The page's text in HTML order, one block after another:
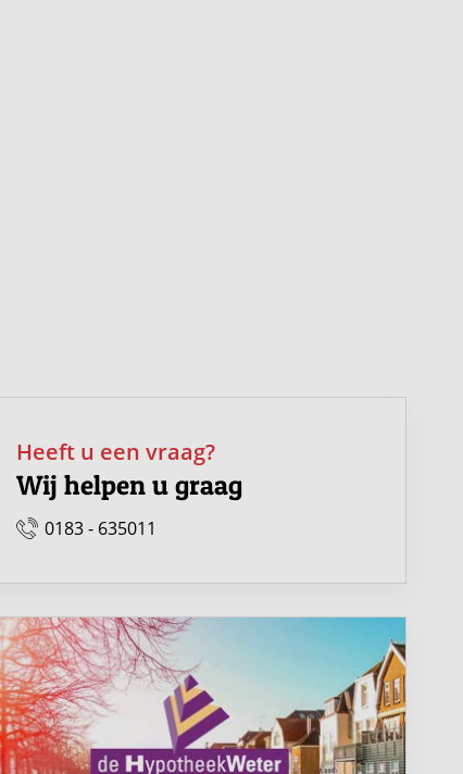
Heeft u een vraag?
Wij helpen u graag
0183 - 635011